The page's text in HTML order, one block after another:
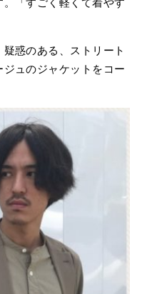
「すごく軽くて着やす
惑のある、ストリート
ュのジャケットをコー